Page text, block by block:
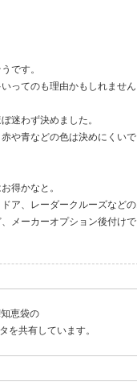
です。
ってのも理由かもしれません
迷わず決めました。
や青などの色は決めにくい
得かなと。
ア、レーダークルーズなどの
メーカーオプション後付け
恵袋の
を共有しています。